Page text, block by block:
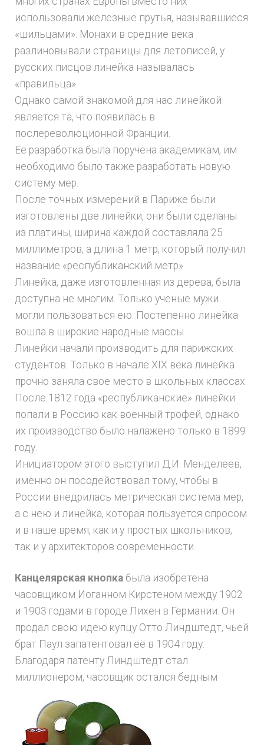
использовали железные прутья, называвшиеся
«шильцами». Монахи в средние века
разлиновывали страницы для летописей, у
русских писцов линейка называлась
«правильца».
Однако самой знакомой для нас линейкой
является та, что появилась в
послереволюционной Франции.
Ее разработка была поручена академикам, им
необходимо было также разработать новую
систему мер.
После точных измерений в Париже были
изготовлены две линейки, они были сделаны
из платины, ширина каждой составляла 25
миллиметров, а длина 1 метр, который получил
название «республиканский метр».
Линейка, даже изготовленная из дерева, была
доступна не многим. Только ученые мужи
могли пользоваться ею. Постепенно линейка
вошла в широкие народные массы.
Линейки начали производить для парижских
студентов. Только в начале XIX века линейка
прочно заняла свое место в школьных классах.
После 1812 года «республиканские» линейки
попали в Россию как военный трофей, однако
их производство было налажено только в 1899
году.
Инициатором этого выступил Д.И. Менделеев,
именно он посодействовал тому, чтобы в
России внедрилась метрическая система мер,
а с нею и линейка, которая пользуется спросом
и в наше время, как и у простых школьников,
так и у архитекторов современности.
Канцелярская кнопкабыла изобретена
часовщиком Иоганном Кирстеном между 1902
и 1903 годами в городе Лихен в Германии. Он
продал свою идею купцу Отто Линдштедт, чьей
брат Паул запатентовал её в 1904 году.
Благодаря патенту Линдштедт стал
миллионером, часовщик остался бедным